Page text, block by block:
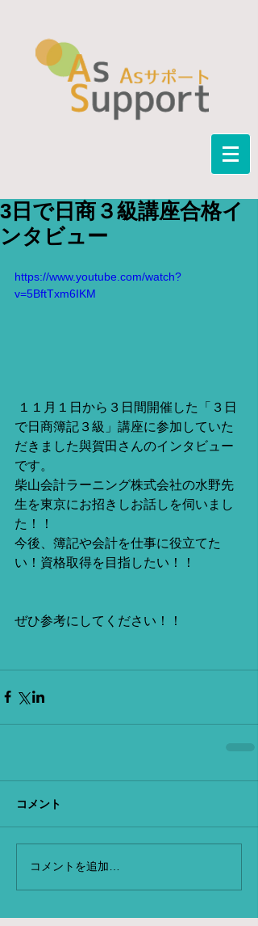
3日で日商３級講座合格イ
ンタビュー
https://www.youtube.com/watch?
v=5BftTxm6IKM
で日商簿記３級」講座に参加していた
だきました與賀田さんのインタビュー
です。
柴山会計ラーニング株式会社の水野先
生を東京にお招きしお話しを伺いまし
た！！
今後、簿記や会計を仕事に役立てた
い！資格取得を目指したい！！
ぜひ参考にしてください！！
コメント
コメントを追加…